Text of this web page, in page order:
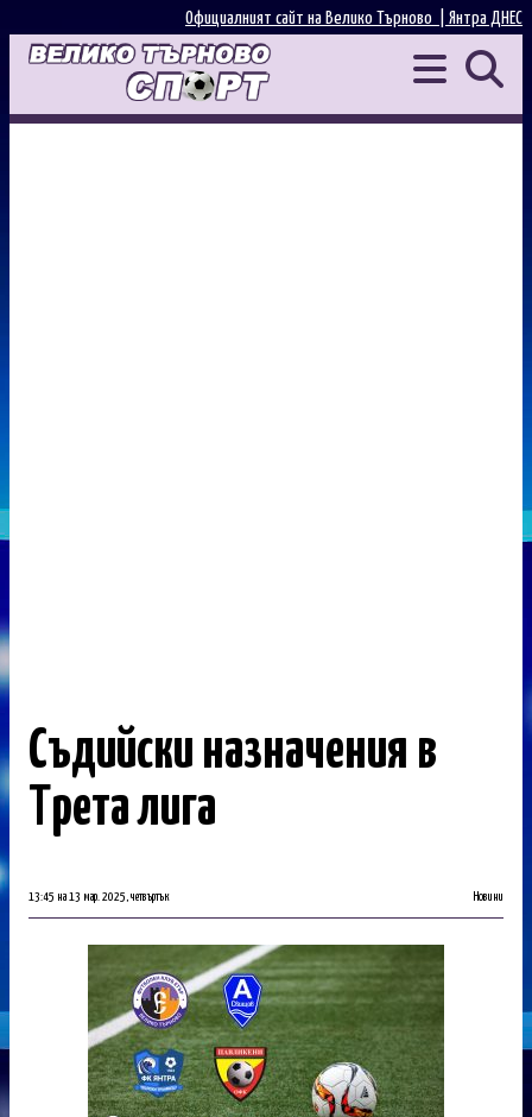
Янтра ДНЕС
Официалният сайт на Велико Търново |
Съдийски назначения в
Трета лига
13:45 на 13 мар. 2025, четвъртък Новини